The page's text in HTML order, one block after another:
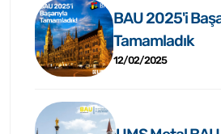
BAU 2025'i
Tamamladık
12/02/2025